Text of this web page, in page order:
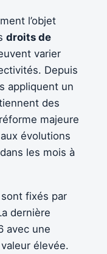
l’objet
droits de
varier
Depuis
appliquent un
des
majeure
évolutions
les mois à
fixés par
dernière
avec une
élevée.